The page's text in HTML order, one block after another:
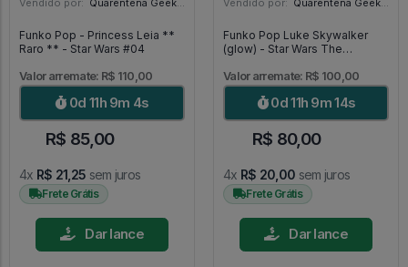
Funko Pop - Princess Leia **
Raro ** - Star Wars #04
Valor arremate: R$ 110,00
0d 11h 9m 2s
R$ 85,00
4x R$ 21,25 sem juros
Frete Grátis
Dar lance
Funko Pop Luke Skywalker
(glow) - Star Wars The
Valor arremate: R$ 100,00
0d 11h 9m 12s
R$ 80,00
4x R$ 20,00 sem juros
Frete Grátis
Dar lance